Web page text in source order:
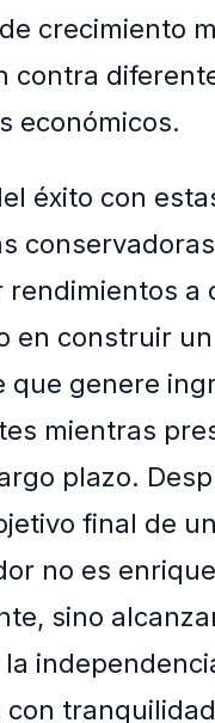
crecimiento
contra
económicos.
éxito con
rendimientos a
en construir
que genere
mientras
plazo.
final de
no es
sino
con